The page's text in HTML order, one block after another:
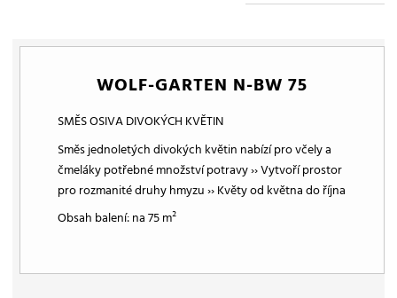
WOLF-GARTEN N-BW 75
SMĚS OSIVA DIVOKÝCH KVĚTIN
Směs jednoletých divokých květin nabízí pro včely a
čmeláky potřebné množství potravy ›› Vytvoří prostor
pro rozmanité druhy hmyzu ›› Květy od května do října
Obsah balení: na 75 m²